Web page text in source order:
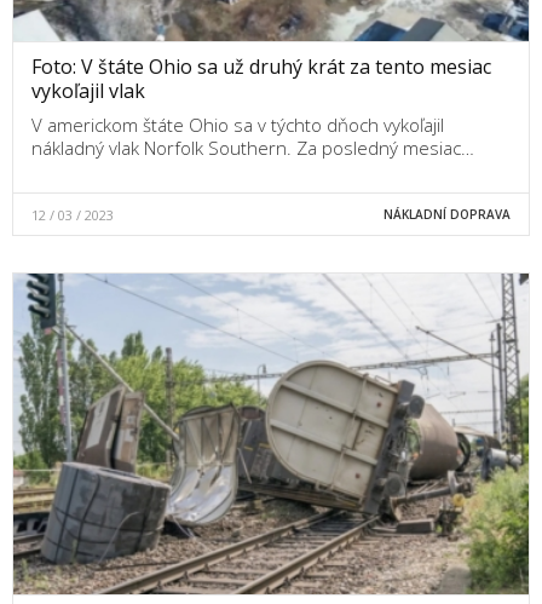
Foto: V štáte Ohio sa už druhý krát za tento mesiac
vykoľajil vlak
V americkom štáte Ohio sa v týchto dňoch vykoľajil
nákladný vlak Norfolk Southern. Za posledný mesiac…
12 / 03 / 2023 NÁKLADNÍ DOPRAVA